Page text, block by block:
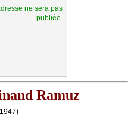
ne sera pas
publiée.
Ramuz